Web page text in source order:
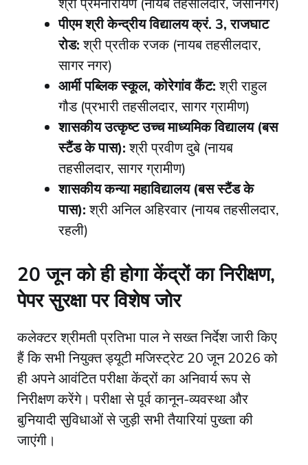
श्री प्रेमनारायण (नायब तहसीलदार, जैसीनगर)
पीएम श्री केन्द्रीय विद्यालय क्रं. 3, राजघाट
रोड:श्री प्रतीक रजक (नायब तहसीलदार,
सागर नगर)
आर्मी पब्लिक स्कूल, कोरेगांव कैंट:श्री राहुल
गौड (प्रभारी तहसीलदार, सागर ग्रामीण)
शासकीय उत्कृष्ट उच्च माध्यमिक विद्यालय (बस
स्टैंड के पास):श्री प्रवीण दुबे (नायब
तहसीलदार, सागर ग्रामीण)
शासकीय कन्या महाविद्यालय (बस स्टैंड के
पास):श्री अनिल अहिरवार (नायब तहसीलदार,
रहली)
20 जून को ही होगा केंद्रों का निरीक्षण,
पेपर सुरक्षा पर विशेष जोर
​कलेक्टर श्रीमती प्रतिभा पाल ने सख्त निर्देश जारी किए
हैं कि सभी नियुक्त ड्यूटी मजिस्ट्रेट 20 जून 2026 को
ही अपने आवंटित परीक्षा केंद्रों का अनिवार्य रूप से
निरीक्षण करेंगे। परीक्षा से पूर्व कानून-व्यवस्था और
बुनियादी सुविधाओं से जुड़ी सभी तैयारियां पुख्ता की
जाएंगी।